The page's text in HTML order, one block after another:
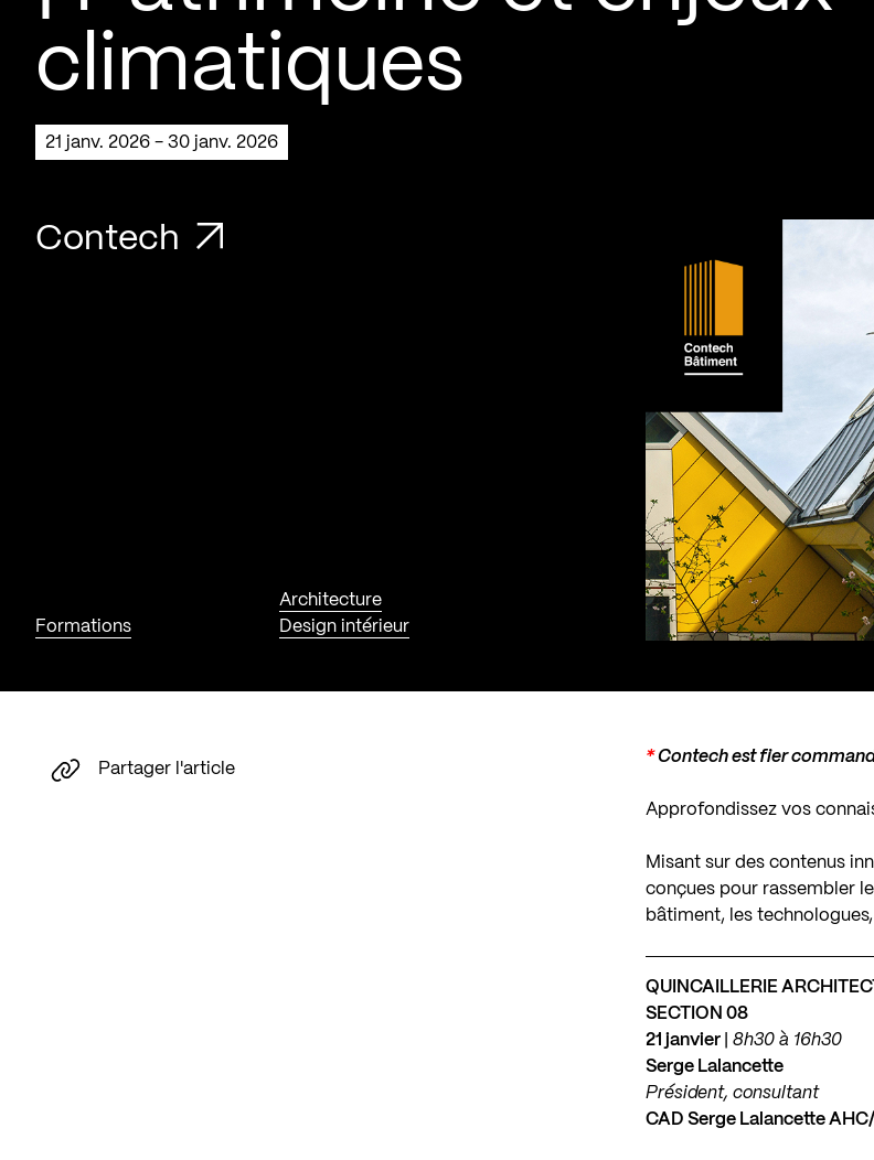
climatiques
21 janv. 2026 - 30 janv. 2026
Contech
Formations
Architecture
Design intérieur
*Contech est fier
Approfondissez vos
Misant sur des contenus
conçues pour rassembler
bâtiment, les
QUINCAILLERIE
SECTION 08
21 janvier
|8h30 à 16h30
Serge Lalancette
Président, consultant
CAD Serge Lalancette AHC/
Partager l'article